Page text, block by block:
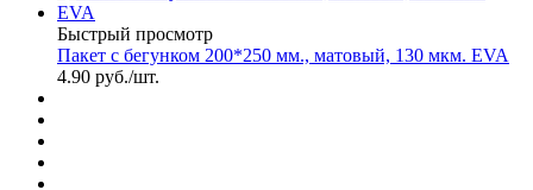
Быстрый просмотр
Пакет с бегунком 200*250 мм., матовый, 130 мкм. EVA
4.90 руб./шт.